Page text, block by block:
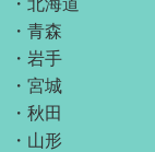
・ 青森
・ 岩手
・ 宮城
・ 秋田
・ 山形